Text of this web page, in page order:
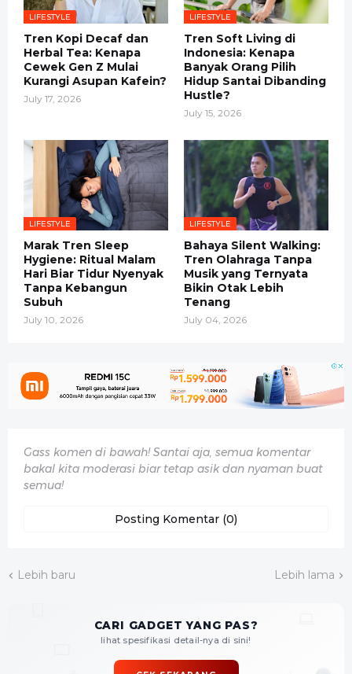
LIFESTYLE
Tren Kopi Decaf dan
Herbal Tea: Kenapa
Cewek Gen Z Mulai
Kurangi Asupan Kafein?
July 17, 2026
LIFESTYLE
Tren Soft Living di
Indonesia: Kenapa
Banyak Orang Pilih
Hidup Santai Dibanding
Hustle?
July 15, 2026
LIFESTYLE
Marak Tren Sleep
Hygiene: Ritual Malam
Hari Biar Tidur Nyenyak
Tanpa Kebangun
Subuh
July 10, 2026
LIFESTYLE
Bahaya Silent Walking:
Tren Olahraga Tanpa
Musik yang Ternyata
Bikin Otak Lebih
Tenang
July 04, 2026
Gass komen di bawah! Santai aja, semua komentar
bakal kita moderasi biar tetap asik dan nyaman buat
semua!
Posting Komentar (0)
Lebih baru Lebih lama
CARI GADGET YANG PAS?
lihat spesifikasi detail-nya di sini!